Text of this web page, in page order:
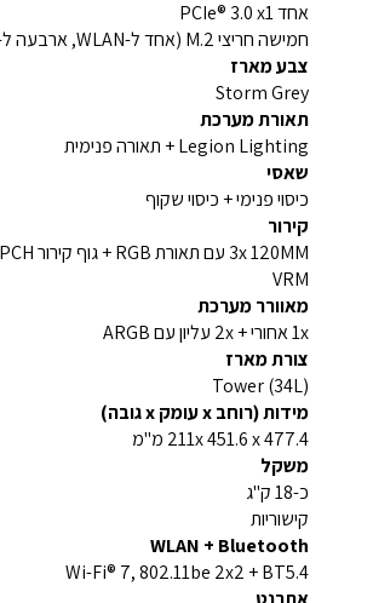
אחד PCIe® 3.0 x1
חמישה חריצי M.2 (אחד ל-WLAN, ארבעה ל-SSDs)
צבע מארז
Storm Grey
תאורת מערכת
Legion Lighting + תאורה פנימית
שאסי
כיסוי פנימי + כיסוי שקוף
קירור
VRM
מאוורר מערכת
1x אחורי + 2x עליון עם ARGB
צורת מארז
Tower (34L)
מידות (רוחב x עומק x גובה)
211x 451.6 x 477.4 מ"מ
משקל
כ-18 ק"ג
קישוריות
WLAN + Bluetooth
Wi-Fi® 7, 802.11be 2x2 + BT5.4